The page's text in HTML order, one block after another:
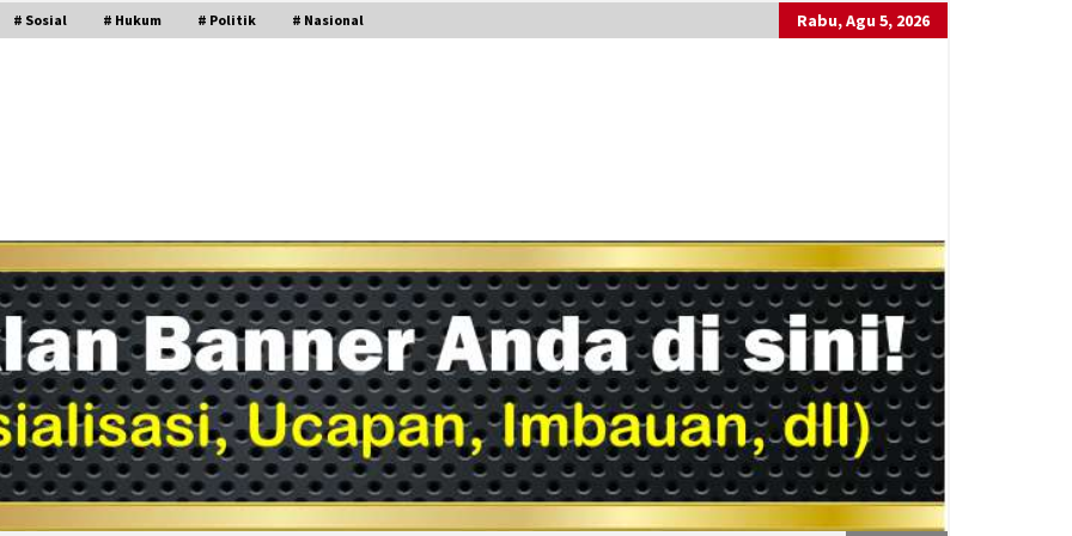
# Sosial # Hukum # Politik # Nasional Rabu, Agu 5, 2026